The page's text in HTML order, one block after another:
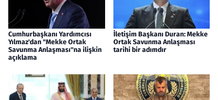
Cumhurbaşkanı Yardımcısı
Yılmaz'dan "Mekke Ortak
Savunma Anlaşması"na ilişkin
açıklama
İletişim Başkanı Duran: Mekke
Ortak Savunma Anlaşması
tarihi bir adımdır